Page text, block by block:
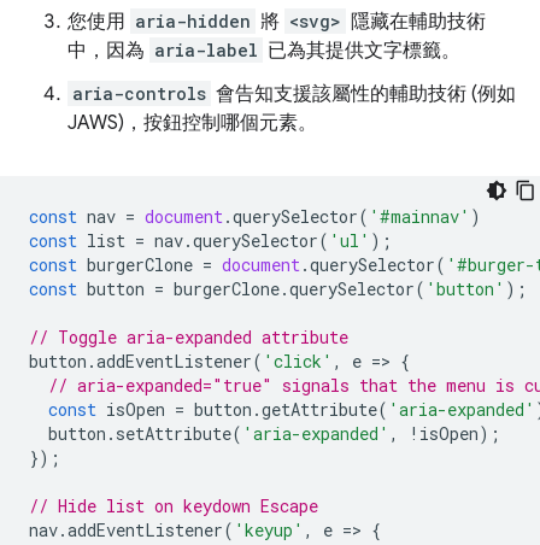
您使用 aria-hidden 將 <svg> 隱藏在輔助技術
中，因為 aria-label 已為其提供文字標籤。
aria-controls 會告知支援該屬性的輔助技術 (例如
JAWS)，按鈕控制哪個元素。
const nav = document .querySelector( '#mainnav' )
const list = nav.querySelector( 'ul' );
const burgerClone = document .querySelector(
const button = burgerClone.querySelector( 'button' );
// Toggle aria-expanded attribute
button .addEventListener( 'click' , e => {
// aria-expanded="true" signals that the menu is
const isOpen = button .getAttribute( 'aria-expanded'
button . setAttribute( 'aria-expanded' , ! isOpen);
});
// Hide list on keydown Escape
nav.addEventListener( 'keyup' , e => {